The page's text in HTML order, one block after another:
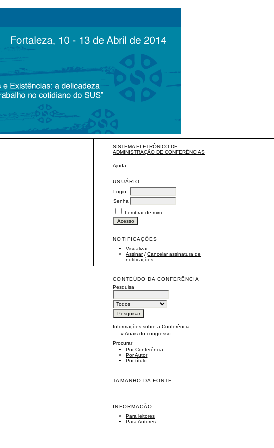
SISTEMA ELETRÔNICO DE
ADMINISTRAÇÃO DE CONFERÊNCIAS
Ajuda
USUÁRIO
Login
Senha
Lembrar de mim
NOTIFICAÇÕES
Visualizar
Assinar/Cancelar assinatura de
notificações
CONTEÚDO DA CONFERÊNCIA
Pesquisa
Informações sobre a Conferência
»Anais do congresso
Procurar
Por Conferência
Por Autor
Por título
TAMANHO DA FONTE
INFORMAÇÃO
Para leitores
Para Autores